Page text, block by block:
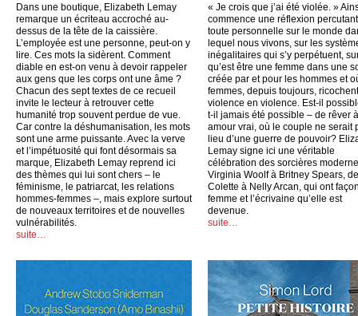
Dans une boutique, Elizabeth Lemay
remarque un écriteau accroché au-
dessus de la tête de la caissière.
L’employée est une personne, peut-on y
lire. Ces mots la sidèrent. Comment
diable en est-on venu à devoir rappeler
aux gens que les corps ont une âme ?
Chacun des sept textes de ce recueil
invite le lecteur à retrouver cette
humanité trop souvent perdue de vue.
Car contre la déshumanisation, les mots
sont une arme puissante. Avec la verve
et l’impétuosité qui font désormais sa
marque, Elizabeth Lemay reprend ici
des thèmes qui lui sont chers – le
féminisme, le patriarcat, les relations
hommes-femmes –, mais explore surtout
de nouveaux territoires et de nouvelles
vulnérabilités.
suite…
« Je crois que j’ai été violée. »
commence une réflexion
toute personnelle sur le monde
lequel nous vivons, sur les
inégalitaires qui s’y perpétuent,
qu’est être une femme dans une
créée par et pour les hommes et
femmes, depuis toujours,
violence en violence. Est-il
t-il jamais été possible – de rêver
amour vrai, où le couple ne serait
lieu d’une guerre de pouvoir?
Lemay signe ici une véritable
célébration des sorcières
Virginia Woolf à Britney Spears, de
Colette à Nelly Arcan, qui ont
femme et l’écrivaine qu’elle est
devenue.
suite…